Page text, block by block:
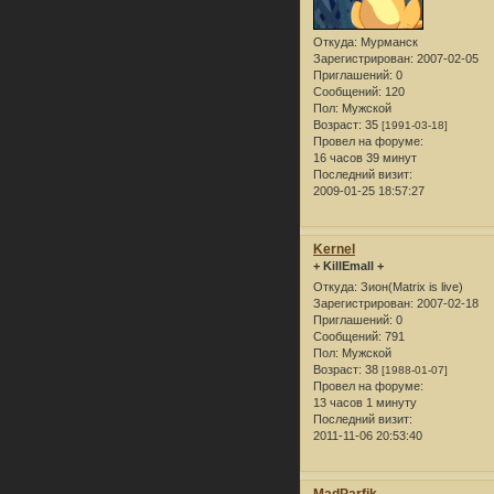
Откуда: Мурманск
Зарегистрирован: 2007-02-05
Приглашений: 0
Сообщений: 120
Пол: Мужской
Возраст: 35 [1991-03-18]
Провел на форуме:
16 часов 39 минут
Последний визит:
2009-01-25 18:57:27
Kernel
+ KillEmall +
Откуда: Зион(Matrix is live)
Зарегистрирован: 2007-02-18
Приглашений: 0
Сообщений: 791
Пол: Мужской
Возраст: 38 [1988-01-07]
Провел на форуме:
13 часов 1 минуту
Последний визит:
2011-11-06 20:53:40